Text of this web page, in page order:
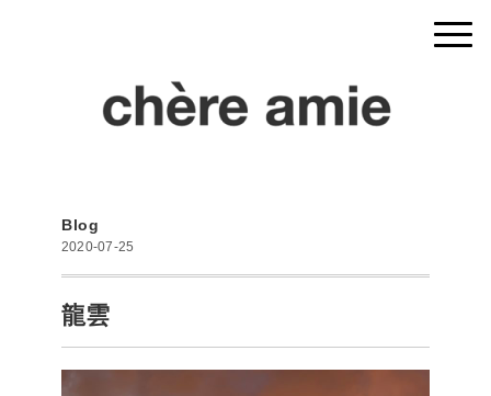
Blog
2020-07-25
龍雲